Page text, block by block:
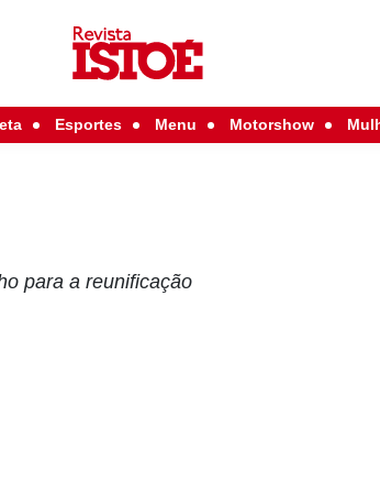
Esportes Menu Motorshow
para a reunificação